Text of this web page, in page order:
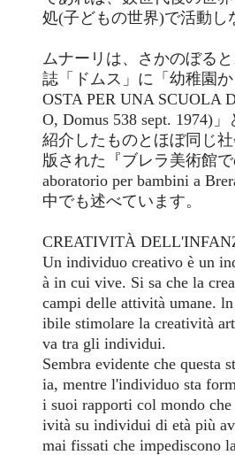
処(子どもの世界)で活動し
ムナーリは、さかのぼる
誌「ドムス」に「幼稚園
OSTA PER UNA SCUOLA
O, Domus 538 sept. 1974)
紹介したものとほぼ同じ
版された『ブレラ美術館
aboratorio per bambini a
中でも述べています。
CREATIVITÀ
Un individuo creativo è un
à in cui vive. Si sa che la
campi delle attività umane.
ibile stimolare la creatività
va tra gli individui.
Sembra evidente che questa
ia, mentre l'individuo sta
i suoi rapporti col mondo
ività su individui di età più
mai fissati che impediscono